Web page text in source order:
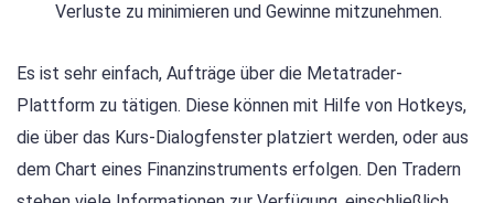
Verluste zu minimieren und Gewinne mitzunehmen.
Es ist sehr einfach, Aufträge über die Metatrader-
Plattform zu tätigen. Diese können mit Hilfe von Hotkeys,
die über das Kurs-Dialogfenster platziert werden, oder aus
dem Chart eines Finanzinstruments erfolgen. Den Tradern